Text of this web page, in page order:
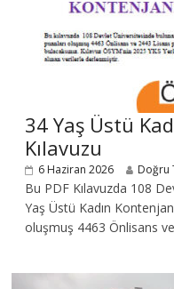
34 Yaş Üstü
Kılavuzu
6 Haziran 2026 Doğru
Bu PDF Kılavuzda 108
Yaş Üstü Kadın
oluşmuş 4463 Önlisans ve